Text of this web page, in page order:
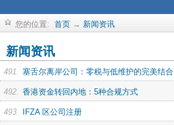
您的位置: 首页 → 新闻资讯
新闻资讯
491. 塞舌尔离岸公司：零税与低维护的完美结合
492. 香港资金转回内地：5种合规方式
493. IFZA 区公司注册